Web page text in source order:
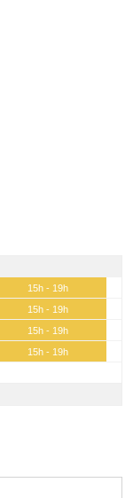
15h - 19h
15h - 19h
15h - 19h
15h - 19h